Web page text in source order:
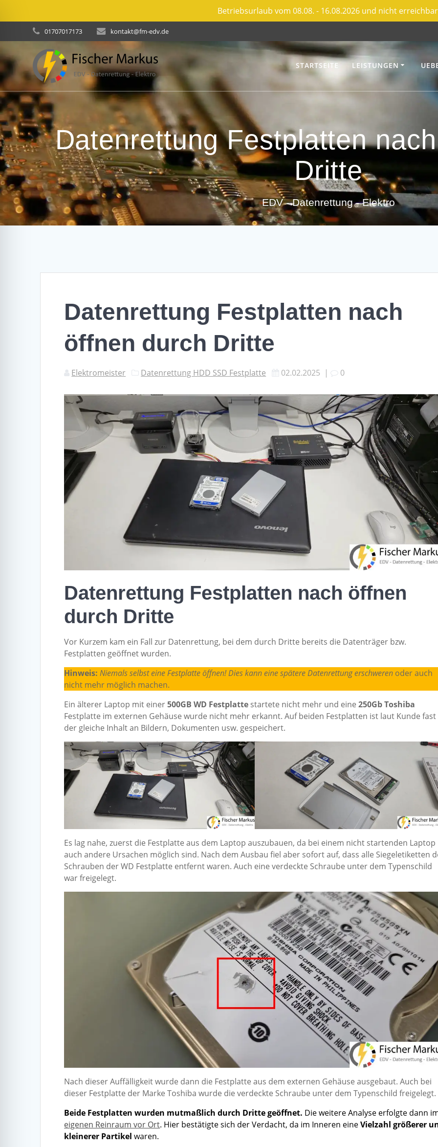
Betriebsurlaub vom 08.08. - 16.08.2026 und nicht
to
content
01707017173 kontakt@fm-edv.de
STARTSEITE LEISTUNGEN
Datenrettung Festplatten
Dritte
EDV - Datenrettung - Elektro
Datenrettung Festplatten nach
öffnen durch Dritte
Elektromeister Datenrettung HDD SSD Festplatte 02.02.2025 | 0
Datenrettung Festplatten nach öffnen
durch Dritte
Vor Kurzem kam ein Fall zur Datenrettung, bei dem durch Dritte bereits die Datenträger bzw.
Festplatten geöffnet wurden.
Hinweis: Niemals selbst eine Festplatte öffnen! Dies kann eine spätere Datenrettung erschweren oder auch
nicht mehr möglich machen.
Ein älterer Laptop mit einer500GB WD Festplatte startete nicht mehr und eine250Gb Toshiba
Festplatte im externen Gehäuse wurde nicht mehr erkannt. Auf beiden Festplatten ist laut Kunde fast
der gleiche Inhalt an Bildern, Dokumenten usw. gespeichert.
Es lag nahe, zuerst die Festplatte aus dem Laptop auszubauen, da bei einem nicht startenden Laptop
auch andere Ursachen möglich sind. Nach dem Ausbau fiel aber sofort auf, dass alle Siegeletiketten
Schrauben der WD Festplatte entfernt waren. Auch eine verdeckte Schraube unter dem Typenschild
war freigelegt.
Nach dieser Auffälligkeit wurde dann die Festplatte aus dem externen Gehäuse ausgebaut. Auch bei
dieser Festplatte der Marke Toshiba wurde die verdeckte Schraube unter dem Typenschild freigelegt.
Beide Festplatten wurden mutmaßlich durch Dritte geöffnet. Die weitere Analyse erfolgte dann
eigenen Reinraum vor Ort. Hier bestätigte sich der Verdacht, da im Inneren eineVielzahl größerer
kleinerer Partikel waren.